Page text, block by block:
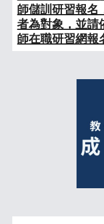
師儲訓研習報名
者為對象，並請
師在職研習網報